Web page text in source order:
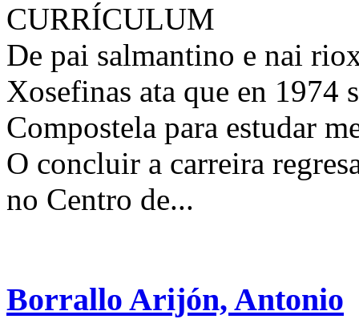
CURRÍCULUM
De pai salmantino e nai
Xosefinas ata que en 1974
Compostela para estudar
O concluir a carreira
no Centro de...
Borrallo Arijón, Antonio